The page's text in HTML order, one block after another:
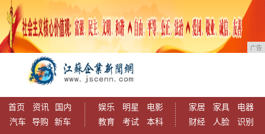
广告
首页 资讯
国内
汽车
导购 新车
娱乐 明星
电影
教育
考试 本科
家居 家具
电器
财经
人脸 识别